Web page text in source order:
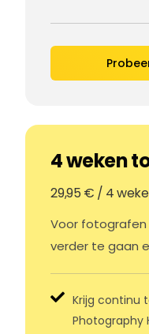
4 weken
29,95 € / 4
Voor fotografen
verder te gaan
Krijg continu
Photography